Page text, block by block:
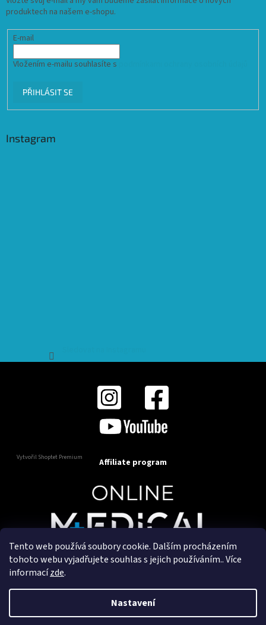
Tento web používá soubory cookie. Dalším procházením
tohoto webu vyjadřujete souhlas s jejich používáním.. Více
informacízde.
Nastavení
produktech na našem e-shopu.
E-mail
Vložením e-mailu souhlasíte s
PŘIHLÁSIT SE
Instagram
Vytvořil Shoptet Premium Affiliate program
Copyright 2025OnlineMedical.cz. Všechna práva
Vytvořil a marketingově zajišťuje